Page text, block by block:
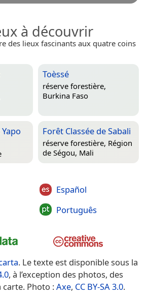
à découvrir
des lieux fascinants aux quatre coins
Toèssé
réserve forestière,
Burkina Faso
Forêt Classée de Sabali
réserve forestière, Région
de Ségou, Mali
Español
Português
. Le texte est disponible sous la
, à l’exception des photos, des
Photo :Axe, CC BY-SA 3.0.